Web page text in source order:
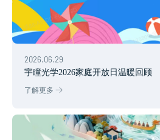
2026.06.29
宇瞳光学2026家庭开放日温暖回顾
了解更多